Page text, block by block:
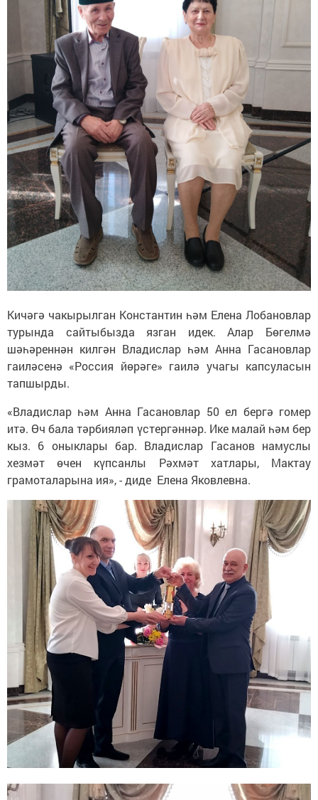
Кичәгә чакырылган Константин һәм Елена Лобановлар
турында сайтыбызда язган идек. Алар Бөгелмә
шәһәреннән килгән Владислар һәм Анна Гасановлар
гаиләсенә «Россия йөрәге» гаилә учагы капсуласын
тапшырды.
«Владислар һәм Анна Гасановлар 50 ел бергә гомер
итә. Өч бала тәрбияләп үстергәннәр. Ике малай һәм бер
кыз. 6 оныклары бар. Владислар Гасанов намуслы
хезмәт өчен күпсанлы Рәхмәт хатлары, Мактау
грамоталарына ия», - диде Елена Яковлевна.